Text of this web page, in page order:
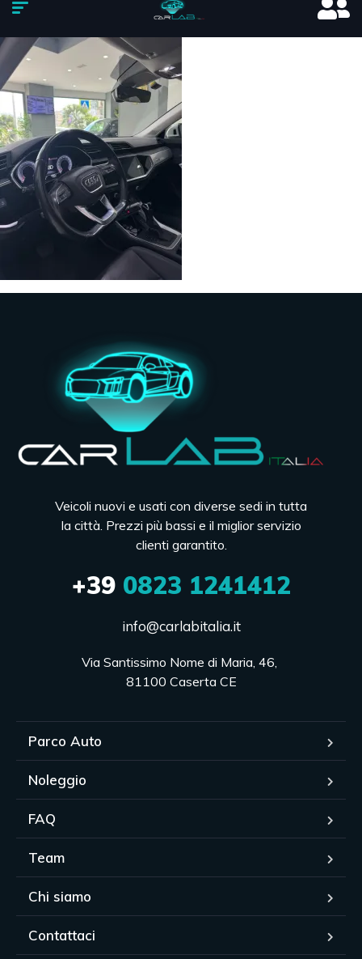
Veicoli nuovi e usati con diverse sedi in tutta
la città. Prezzi più bassi e il miglior servizio
clienti garantito.
+390823 1241412
info@carlabitalia.it
Via Santissimo Nome di Maria, 46,
81100 Caserta CE
Parco Auto
Noleggio
FAQ
Team
Chi siamo
Contattaci